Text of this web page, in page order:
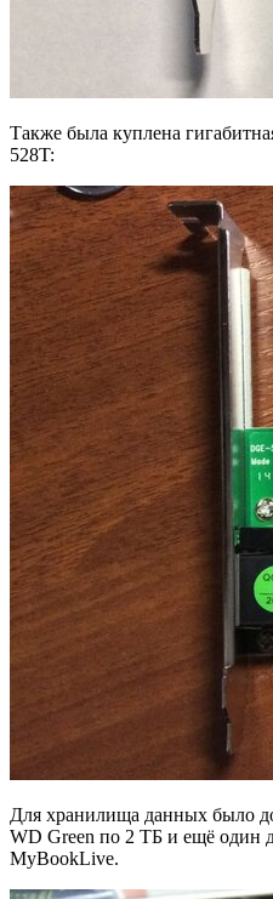
Также была куплена
528T:
Для хранилища данных было
WD Green по 2 ТБ и ещё один
MyBookLive.